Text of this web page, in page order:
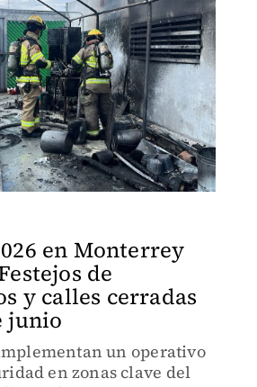
en Monterrey
de
y calles cerradas
junio
un operativo
en zonas clave del